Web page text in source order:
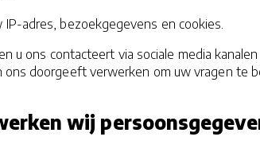
adres, bezoekgegevens en cookies.
u ons contacteert via sociale media
ons doorgeeft verwerken om uw vragen
wij